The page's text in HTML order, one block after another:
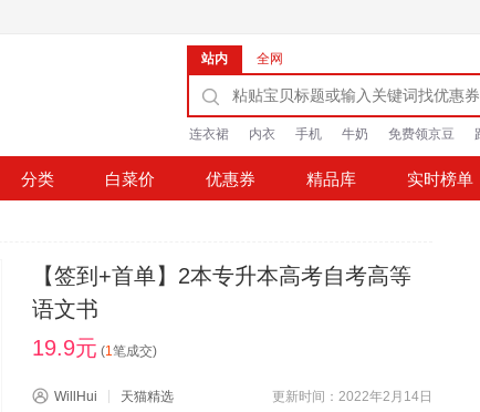
站内 全网
连衣裙 内衣 手机 牛奶 免费领京豆
分类 白菜价 优惠券 精品库 实时榜单
【签到+首单】2本专升本高考自考高等
语文书
19.9元 (1笔成交)
WillHui 天猫精选 更新时间：2022年2月14日